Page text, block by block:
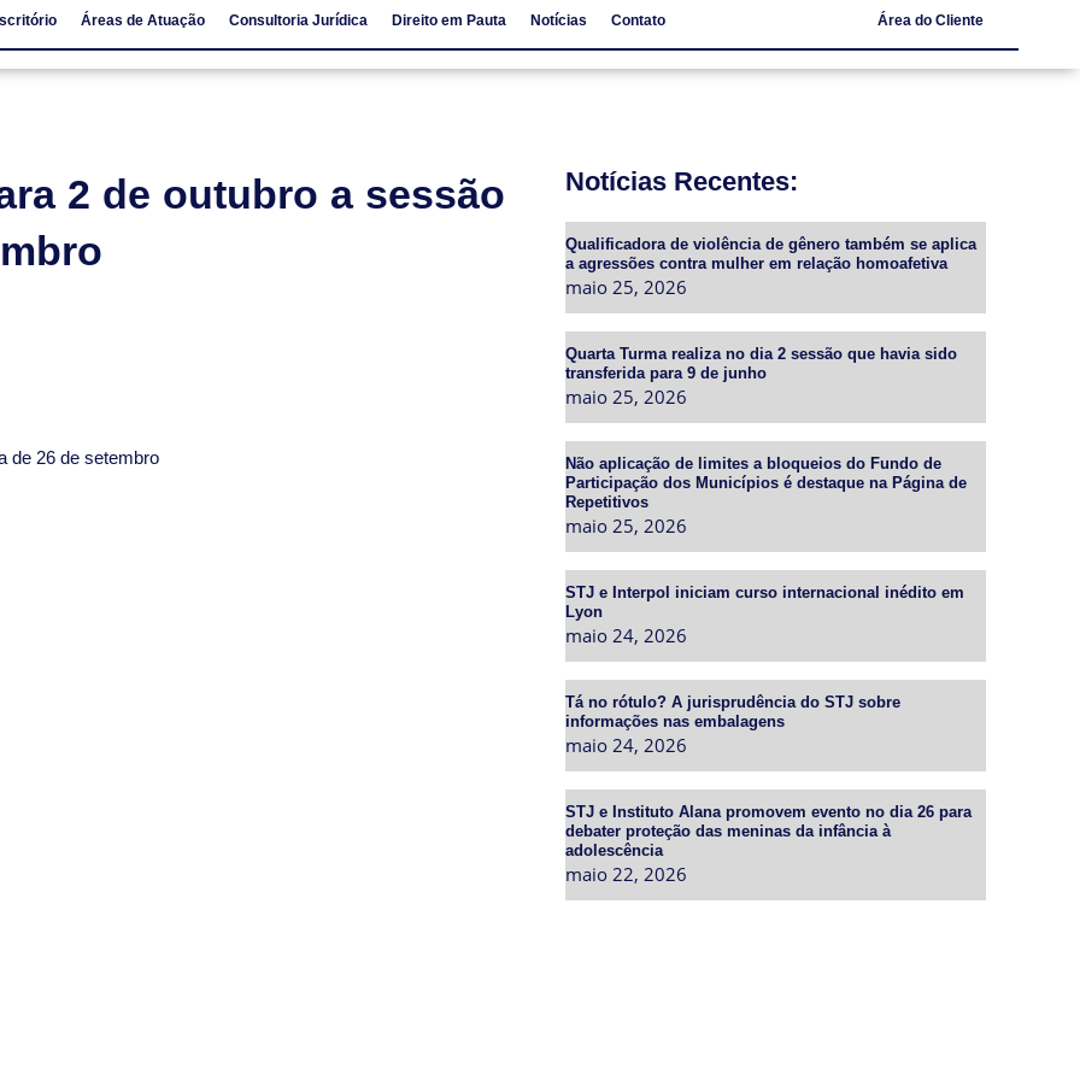
Áreas de Atuação Consultoria Jurídica Direito em Pauta Notícias Contato Área do Cliente
2 de outubro a sessão
de 26 de setembro
Notícias Recentes:
Qualificadora de violência de gênero também se aplica
a agressões contra mulher em relação homoafetiva
maio 25, 2026
Quarta Turma realiza no dia 2 sessão que havia sido
transferida para 9 de junho
maio 25, 2026
Não aplicação de limites a bloqueios do Fundo de
Participação dos Municípios é destaque na Página de
Repetitivos
maio 25, 2026
STJ e Interpol iniciam curso internacional inédito em
Lyon
maio 24, 2026
Tá no rótulo? A jurisprudência do STJ sobre
informações nas embalagens
maio 24, 2026
STJ e Instituto Alana promovem evento no dia 26 para
debater proteção das meninas da infância à
adolescência
maio 22, 2026